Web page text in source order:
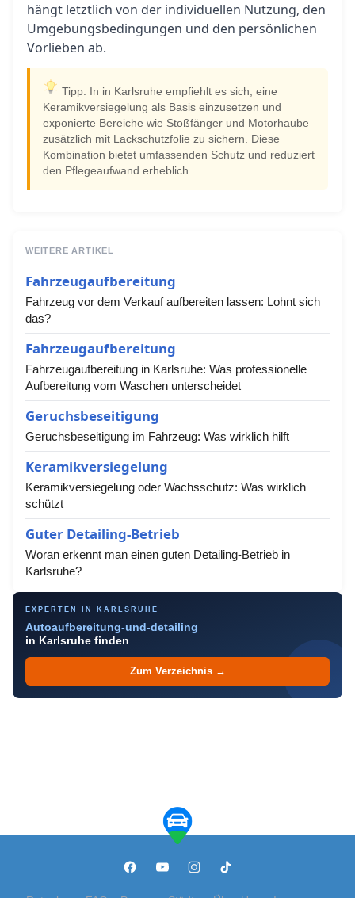
hängt letztlich von der individuellen Nutzung, den
Umgebungsbedingungen und den persönlichen
Vorlieben ab.
Tipp: In in Karlsruhe empfiehlt es sich, eine
Keramikversiegelung als Basis einzusetzen und
exponierte Bereiche wie Stoßfänger und Motorhaube
zusätzlich mit Lackschutzfolie zu sichern. Diese
Kombination bietet umfassenden Schutz und reduziert
den Pflegeaufwand erheblich.
WEITERE ARTIKEL
Fahrzeugaufbereitung
Fahrzeug vor dem Verkauf aufbereiten lassen: Lohnt sich
das?
Fahrzeugaufbereitung
Fahrzeugaufbereitung in Karlsruhe: Was professionelle
Aufbereitung vom Waschen unterscheidet
Geruchsbeseitigung
Geruchsbeseitigung im Fahrzeug: Was wirklich hilft
Keramikversiegelung
Keramikversiegelung oder Wachsschutz: Was wirklich
schützt
Guter Detailing-Betrieb
Woran erkennt man einen guten Detailing-Betrieb in
Karlsruhe?
EXPERTEN IN KARLSRUHE
Autoaufbereitung-und-detailing
in Karlsruhe finden
Zum Verzeichnis →